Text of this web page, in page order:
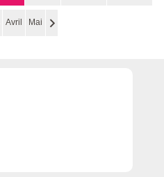
Avril Mai